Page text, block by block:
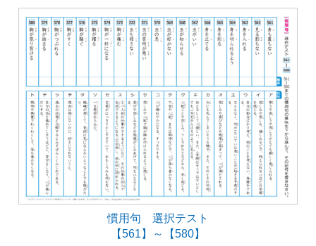
慣用句 選択テスト
【561】～【580】